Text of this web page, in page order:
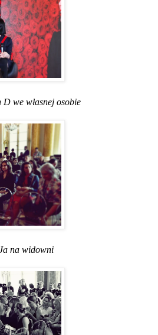
D we własnej osobie
na widowni